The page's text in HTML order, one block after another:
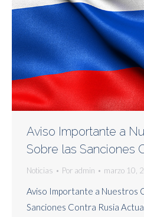
Aviso Importante a
Sobre las Sanciones
Noticias Por admin marzo 10,
Aviso Importante a Nuestros
Sanciones Contra Rusia